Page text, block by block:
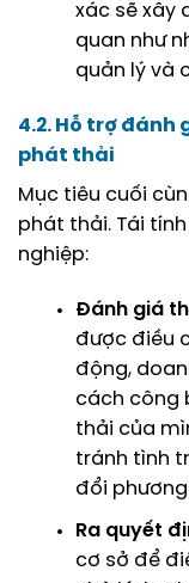
xác sẽ xây
quan như
quản lý và
4.2. Hỗ trợ đánh
phát thải
Mục tiêu cuối
phát thải. Tái
nghiệp:
Đánh giá
được điều
động,
cách công
thải của
tránh tình
đổi
Ra quyết
cơ sở để